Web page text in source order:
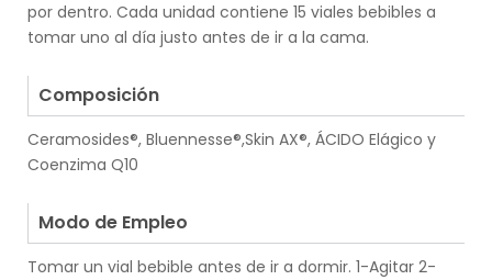
por dentro. Cada unidad contiene 15 viales bebibles a
tomar uno al día justo antes de ir a la cama.
Composición
Ceramosides®, Bluennesse®,Skin AX®, ÁCIDO Elágico y
Coenzima Q10
Modo de Empleo
Tomar un vial bebible antes de ir a dormir. 1-Agitar 2-